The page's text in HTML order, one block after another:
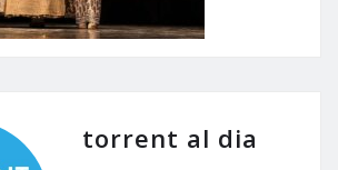
torrent al dia